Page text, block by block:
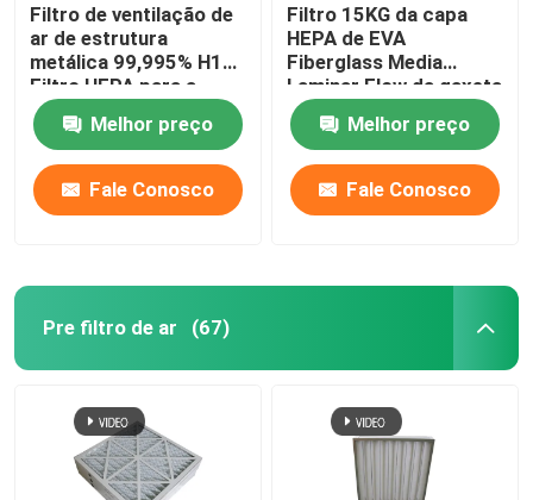
Filtro de ventilação de
ar de estrutura
metálica 99,995% H14
Filtro HEPA para a
ventilação de
condicionamento
Melhor preço
Fale Conosco
Filtro 15KG da capa
HEPA de EVA
Fiberglass Media
Laminar Flow da gaxeta
Melhor preço
Fale Conosco
Pre filtro de ar (67)